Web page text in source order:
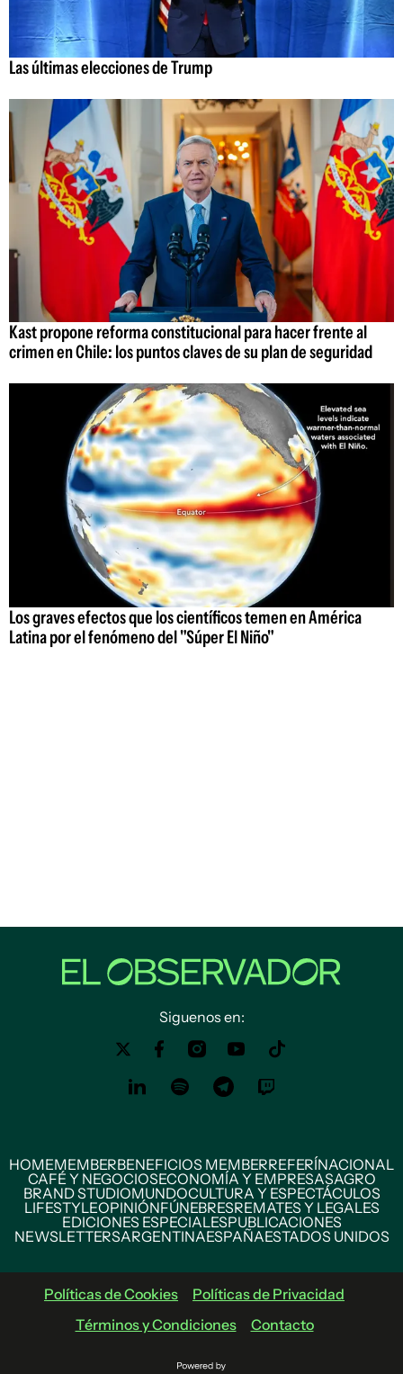
Las últimas elecciones de Trump
Kast propone reforma constitucional para hacer frente al
crimen en Chile: los puntos claves de su plan de seguridad
Los graves efectos que los científicos temen en América
Latina por el fenómeno del "Súper El Niño"
Siguenos en:
HOMEMEMBERBENEFICIOS MEMBERREFERÍNACIONAL
CAFÉ Y NEGOCIOSECONOMÍA Y EMPRESASAGRO
BRAND STUDIOMUNDOCULTURA Y ESPECTÁCULOS
LIFESTYLEOPINIÓNFÚNEBRESREMATES Y LEGALES
EDICIONES ESPECIALESPUBLICACIONES
NEWSLETTERSARGENTINAESPAÑAESTADOS UNIDOS
Políticas de Cookies
Políticas de Privacidad
Términos y Condiciones
Contacto